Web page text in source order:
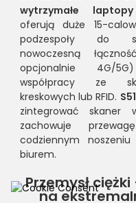
wytrzymałe
oferują duże 15-
podzespoły do
nowoczesną
opcjonalnie 4G/
współpracy ze
kreskowych lub RFID.
zintegrować
zachowuje
codziennym
biurem.
Przemysł
na